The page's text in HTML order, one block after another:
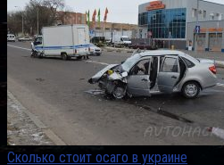
Сколько стоит осаго в украине